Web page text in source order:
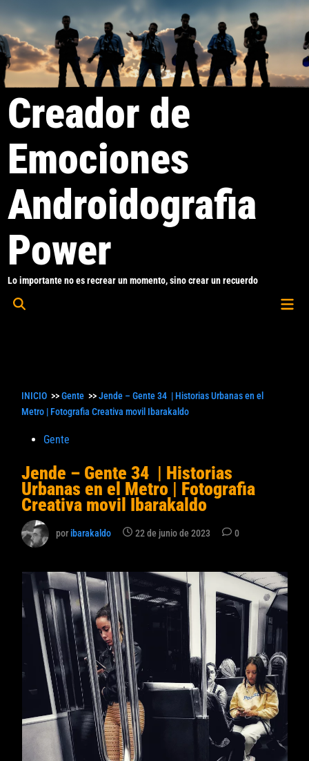
al
contenido
Creador de
Emociones
Androidografia
Power
Lo importante no es recrear un momento, sino crear un recuerdo
Abrir
INICIO >>Gente >>Jende – Gente 34 | Historias Urbanas en el
Metro | Fotografia Creativa movil Ibarakaldo
Publicado
Gente
Jende – Gente 34 | Historias
Urbanas en el Metro | Fotografia
Creativa movil Ibarakaldo
poribarakaldo 22 de junio de 2023 0